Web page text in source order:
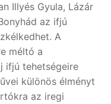
Illyés Gyula, Lázár
az ifjú
A
méltó a
ifjú tehetségeire
különös élményt
az iregi